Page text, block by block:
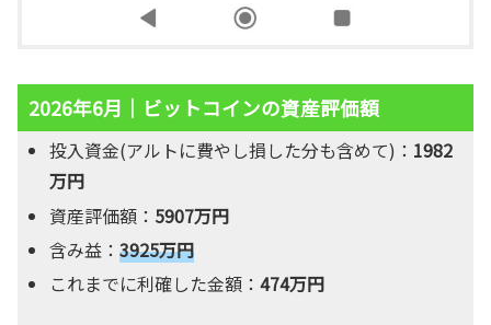
2026年6月｜ビットコインの資産評価額
投入資金(アルトに費やし損した分も含めて)： 1982
万円
資産評価額： 5907万円
含み益：3925万円
これまでに利確した金額：474万円